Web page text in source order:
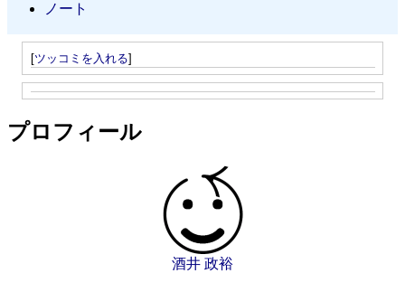
ノート
[ツッコミを入れる]
プロフィール
酒井 政裕